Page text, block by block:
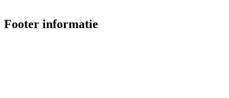
Footer informatie